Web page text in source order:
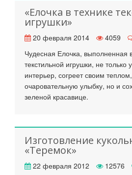
«Елочка в технике
игрушки»
20 февраля 2014 4059
Чудесная Елочка, выполненная
текстильной игрушки, не только
интерьер, согреет своим
очаровательную улыбку, но и
зеленой красавице.
Изготовление
«Теремок»
22 февраля 2012 12576